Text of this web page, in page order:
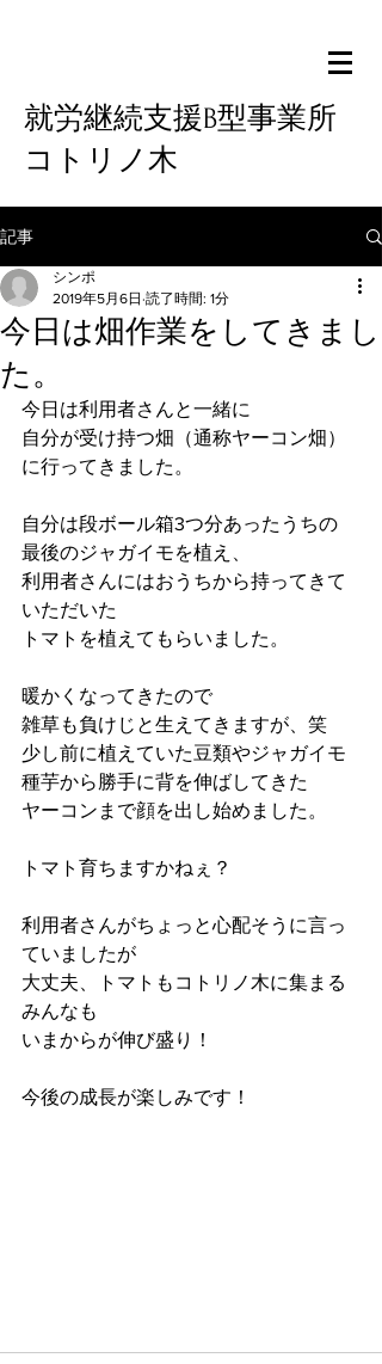
就労継続支援B型事業所
コトリノ木
記事
今日は畑作業をしてきまし
た。
シンポ
2019年5月6日 読了時間: 1分
今日は利用者さんと一緒に
自分が受け持つ畑（通称ヤーコン畑）
に行ってきました。
自分は段ボール箱3つ分あったうちの
最後のジャガイモを植え、
利用者さんにはおうちから持ってきて
いただいた
トマトを植えてもらいました。
暖かくなってきたので
雑草も負けじと生えてきますが、笑
少し前に植えていた豆類やジャガイモ
種芋から勝手に背を伸ばしてきた
ヤーコンまで顔を出し始めました。
トマト育ちますかねぇ？
利用者さんがちょっと心配そうに言っ
ていましたが
大丈夫、トマトもコトリノ木に集まる
みんなも
いまからが伸び盛り！
今後の成長が楽しみです！